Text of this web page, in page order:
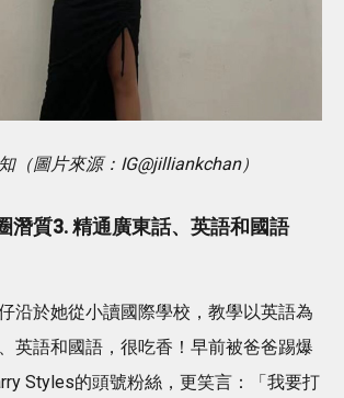
（圖片來源：IG@jilliankchan）
潛質3. 精通廣東話、英語和國語
沿於她從小讀國際學校，教學以英語為
英語和國語，很吃香！早前被爸爸踢爆
Styles的頭號粉絲，更笑言：「我要打